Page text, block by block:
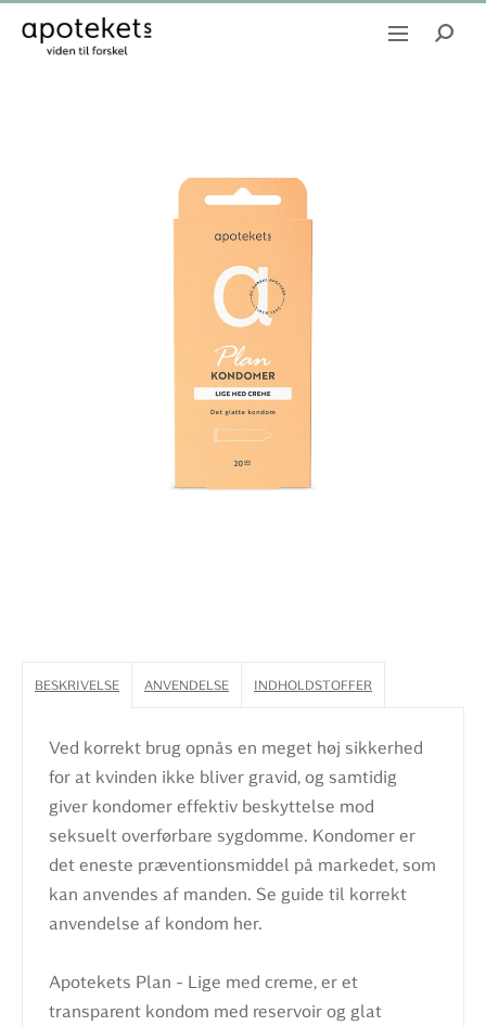
BESKRIVELSE ANVENDELSE INDHOLDSTOFFER
Ved korrekt brug opnås en meget høj sikkerhed
for at kvinden ikke bliver gravid, og samtidig
giver kondomer effektiv beskyttelse mod
seksuelt overførbare sygdomme. Kondomer er
det eneste præventionsmiddel på markedet, som
kan anvendes af manden. Se guide til korrekt
anvendelse af kondom her.
Apotekets Plan - Lige med creme, er et
transparent kondom med reservoir og glat